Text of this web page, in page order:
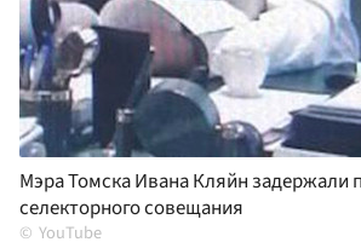
Мэра Томска Ивана Кляйн задержали
селекторного совещания
YouTube